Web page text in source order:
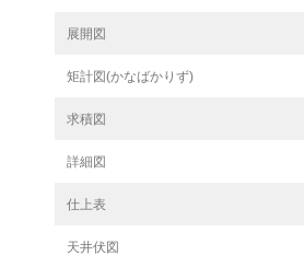
展開図
矩計図(かなばかりず)
求積図
詳細図
仕上表
天井伏図